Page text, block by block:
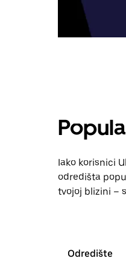
Iako korisnici
odredišta
tvojoj blizini –
Odredište